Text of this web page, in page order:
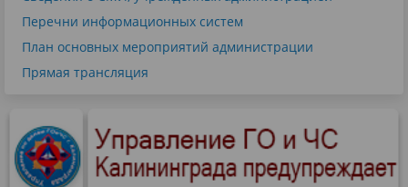
Перечни информационных систем
План основных мероприятий администрации
Прямая трансляция